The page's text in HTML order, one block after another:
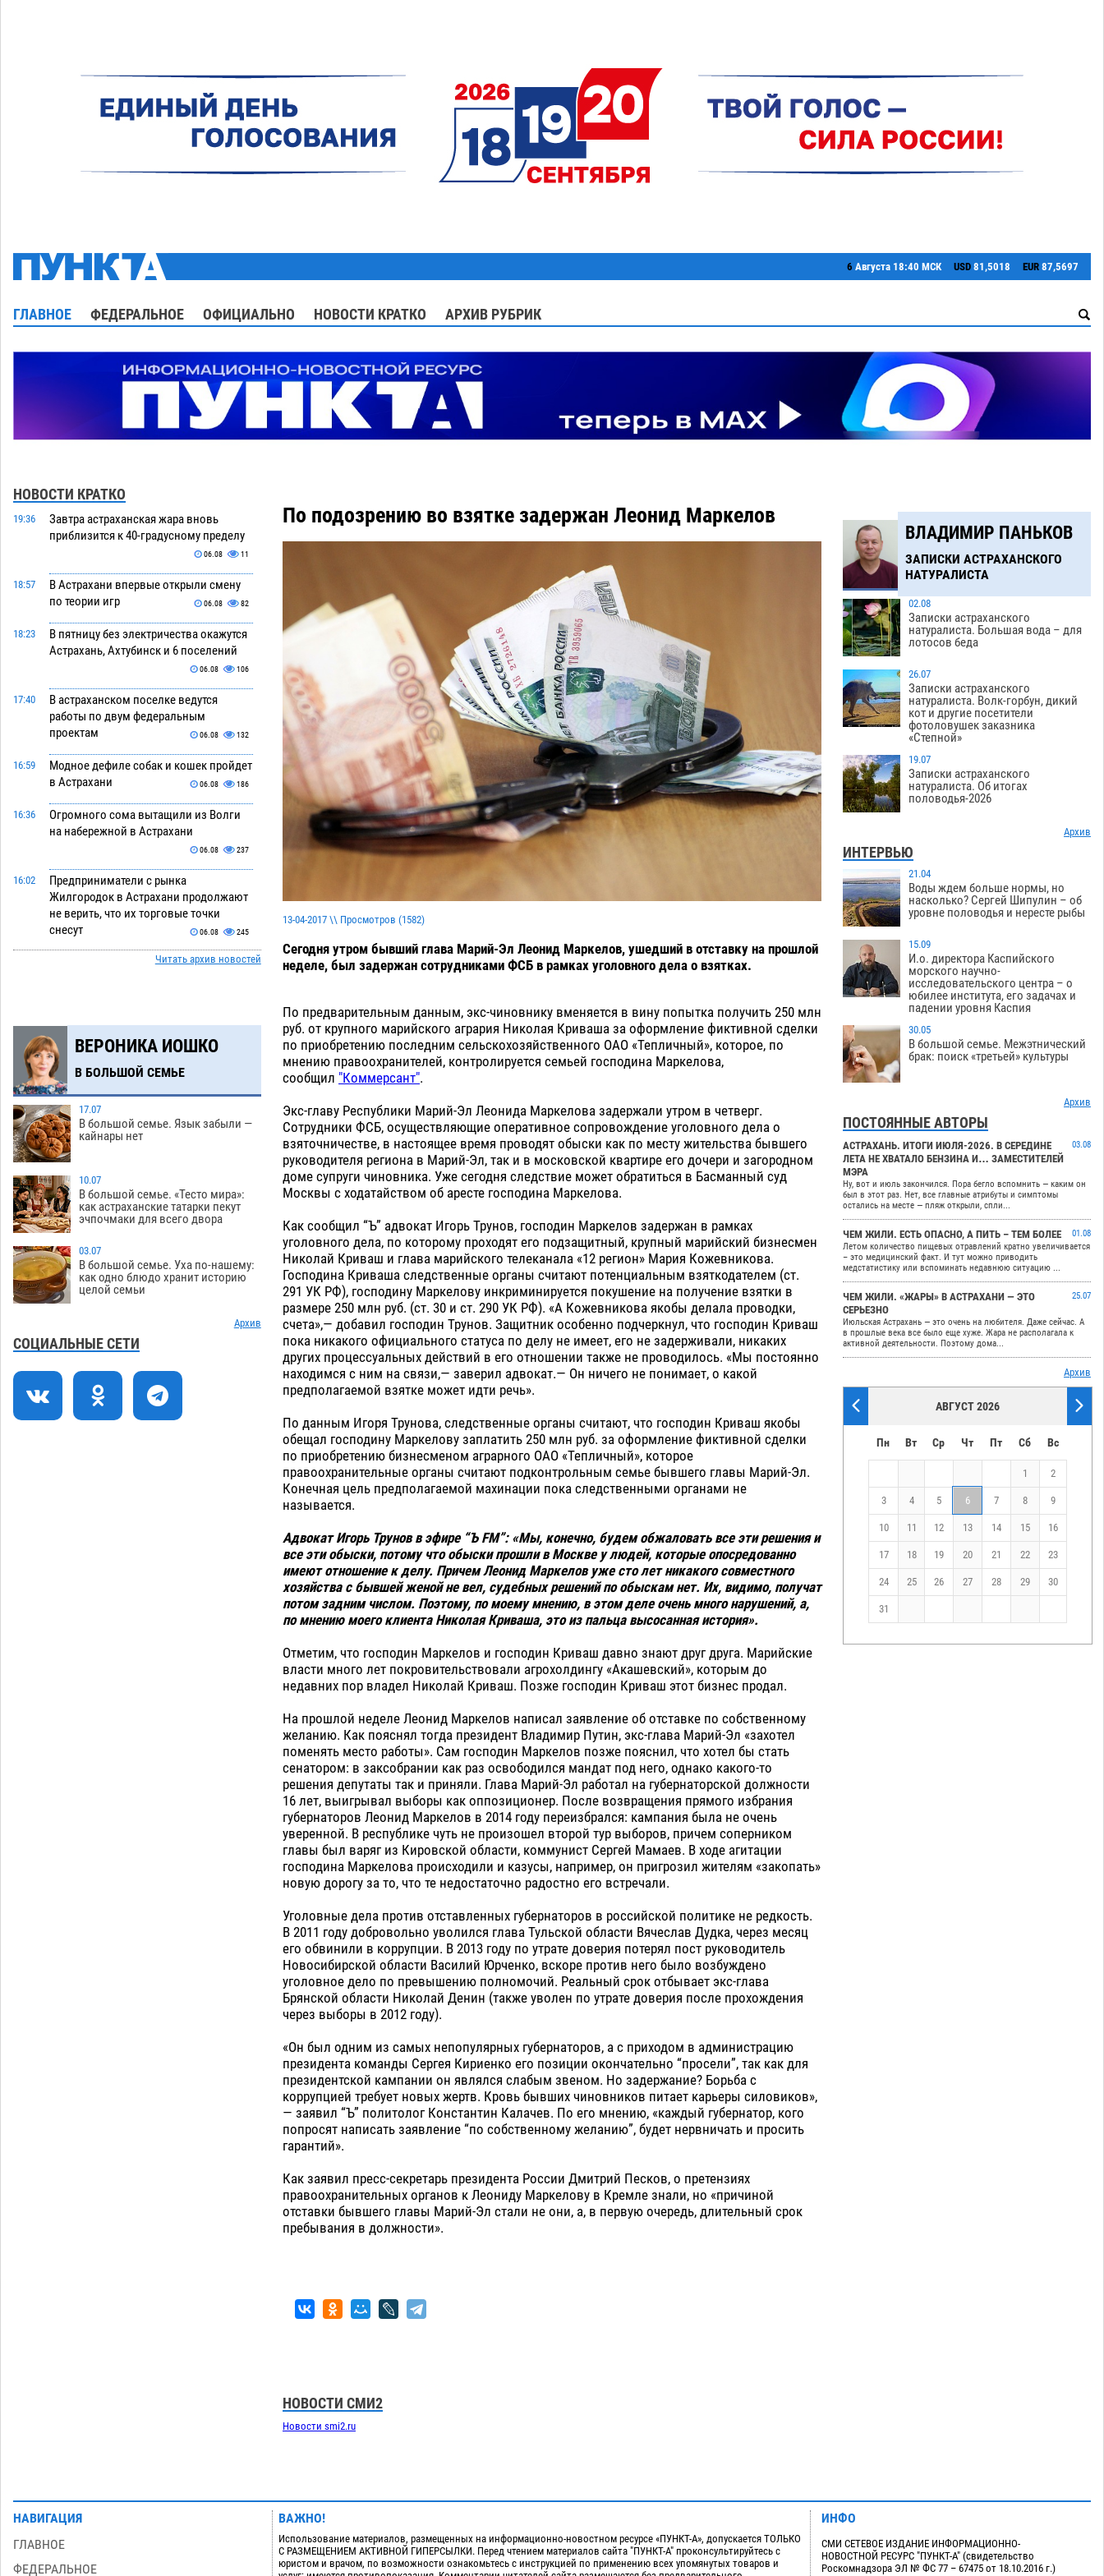
6 Августа 18:40 МСК USD 81,5018 EUR 87,5697
ГЛАВНОЕ ФЕДЕРАЛЬНОЕ ОФИЦИАЛЬНО НОВОСТИ КРАТКО АРХИВ РУБРИК
НОВОСТИ КРАТКО
19:36
Завтра астраханская жара вновь
приблизится к 40-градусному пределу
06.08 11
18:57
В Астрахани впервые открыли смену
по теории игр
06.08 82
18:23
В пятницу без электричества окажутся
Астрахань, Ахтубинск и 6 поселений
06.08 106
17:40
В астраханском поселке ведутся
работы по двум федеральным
проектам
06.08 132
16:59
Модное дефиле собак и кошек пройдет
в Астрахани
06.08 186
16:36
Огромного сома вытащили из Волги
на набережной в Астрахани
06.08 237
16:02
Предприниматели с рынка
Жилгородок в Астрахани продолжают
не верить, что их торговые точки
снесут
06.08 245
Ящерицу из астраханской пустыни
14:35
Буддийские святыни из Астрахани
выставили в музее Пушкина в Москве
13:50
Мэрия Астрахани переводит городские
зеленые зоны на автоматический
полив
06.08 201
13:13
Скончался второй ребенок после
пожара в Астрахани
12:49
Астраханские гандболисты с крупной
победы стартовали на Всероссийской
12:16
В астраханском селе невестка
изрешетила машину свекрови
11:45
Астраханские приставы выдворили 12
Шереметьево
11:08
Как астраханцы назвали своих детей в
июле
Читать архив новостей
ВЕРОНИКА ИОШКО
В БОЛЬШОЙ СЕМЬЕ
17.07
В большой семье. Язык забыли —
кайнары нет
10.07
В большой семье. «Тесто мира»:
как астраханские татарки пекут
эчпочмаки для всего двора
03.07
В большой семье. Уха по-нашему:
как одно блюдо хранит историю
целой семьи
Архив
СОЦИАЛЬНЫЕ СЕТИ
По подозрению во взятке задержан Леонид Маркелов
13-04-2017 \\ Просмотров (1582)
Сегодня утром бывший глава Марий-Эл Леонид Маркелов, ушедший в отставку на прошлой
неделе, был задержан сотрудниками ФСБ в рамках уголовного дела о взятках.
По предварительным данным, экс-чиновнику вменяется в вину попытка получить 250 млн
руб. от крупного марийского агрария Николая Криваша за оформление фиктивной сделки
по приобретению последним сельскохозяйственного ОАО «Тепличный», которое, по
мнению правоохранителей, контролируется семьей господина Маркелова,
сообщил "Коммерсант".
Экс-главу Республики Марий-Эл Леонида Маркелова задержали утром в четверг.
Сотрудники ФСБ, осуществляющие оперативное сопровождение уголовного дела о
взяточничестве, в настоящее время проводят обыски как по месту жительства бывшего
руководителя региона в Марий-Эл, так и в московской квартире его дочери и загородном
доме супруги чиновника. Уже сегодня следствие может обратиться в Басманный суд
Москвы с ходатайством об аресте господина Маркелова.
Как сообщил “Ъ” адвокат Игорь Трунов, господин Маркелов задержан в рамках
уголовного дела, по которому проходят его подзащитный, крупный марийский бизнесмен
Николай Криваш и глава марийского телеканала «12 регион» Мария Кожевникова.
Господина Криваша следственные органы считают потенциальным взяткодателем (ст.
291 УК РФ), господину Маркелову инкриминируется покушение на получение взятки в
размере 250 млн руб. (ст. 30 и ст. 290 УК РФ). «А Кожевникова якобы делала проводки,
счета»,— добавил господин Трунов. Защитник особенно подчеркнул, что господин Криваш
пока никакого официального статуса по делу не имеет, его не задерживали, никаких
других процессуальных действий в его отношении также не проводилось. «Мы постоянно
находимся с ним на связи,— заверил адвокат.— Он ничего не понимает, о какой
предполагаемой взятке может идти речь».
По данным Игоря Трунова, следственные органы считают, что господин Криваш якобы
обещал господину Маркелову заплатить 250 млн руб. за оформление фиктивной сделки
по приобретению бизнесменом аграрного ОАО «Тепличный», которое
правоохранительные органы считают подконтрольным семье бывшего главы Марий-Эл.
Конечная цель предполагаемой махинации пока следственными органами не
называется.
Адвокат Игорь Трунов в эфире “Ъ FM”: «Мы, конечно, будем обжаловать все эти решения и
все эти обыски, потому что обыски прошли в Москве у людей, которые опосредованно
имеют отношение к делу. Причем Леонид Маркелов уже сто лет никакого совместного
хозяйства с бывшей женой не вел, судебных решений по обыскам нет. Их, видимо, получат
потом задним числом. Поэтому, по моему мнению, в этом деле очень много нарушений, а,
по мнению моего клиента Николая Криваша, это из пальца высосанная история».
Отметим, что господин Маркелов и господин Криваш давно знают друг друга. Марийские
власти много лет покровительствовали агрохолдингу «Акашевский», которым до
недавних пор владел Николай Криваш. Позже господин Криваш этот бизнес продал.
На прошлой неделе Леонид Маркелов написал заявление об отставке по собственному
желанию. Как пояснял тогда президент Владимир Путин, экс-глава Марий-Эл «захотел
поменять место работы». Сам господин Маркелов позже пояснил, что хотел бы стать
сенатором: в заксобрании как раз освободился мандат под него, однако какого-то
решения депутаты так и приняли. Глава Марий-Эл работал на губернаторской должности
16 лет, выигрывал выборы как оппозиционер. После возвращения прямого избрания
губернаторов Леонид Маркелов в 2014 году переизбрался: кампания была не очень
уверенной. В республике чуть не произошел второй тур выборов, причем соперником
главы был варяг из Кировской области, коммунист Сергей Мамаев. В ходе агитации
господина Маркелова происходили и казусы, например, он пригрозил жителям «закопать»
новую дорогу за то, что те недостаточно радостно его встречали.
Уголовные дела против отставленных губернаторов в российской политике не редкость.
В 2011 году добровольно уволился глава Тульской области Вячеслав Дудка, через месяц
его обвинили в коррупции. В 2013 году по утрате доверия потерял пост руководитель
Новосибирской области Василий Юрченко, вскоре против него было возбуждено
уголовное дело по превышению полномочий. Реальный срок отбывает экс-глава
Брянской области Николай Денин (также уволен по утрате доверия после прохождения
через выборы в 2012 году).
«Он был одним из самых непопулярных губернаторов, а с приходом в администрацию
президента команды Сергея Кириенко его позиции окончательно “просели”, так как для
президентской кампании он являлся слабым звеном. Но задержание? Борьба с
коррупцией требует новых жертв. Кровь бывших чиновников питает карьеры силовиков»,
— заявил “Ъ” политолог Константин Калачев. По его мнению, «каждый губернатор, кого
попросят написать заявление “по собственному желанию”, будет нервничать и просить
гарантий».
Как заявил пресс-секретарь президента России Дмитрий Песков, о претензиях
правоохранительных органов к Леониду Маркелову в Кремле знали, но «причиной
отставки бывшего главы Марий-Эл стали не они, а, в первую очередь, длительный срок
пребывания в должности».
НОВОСТИ СМИ2
Новости smi2.ru
ВЛАДИМИР ПАНЬКОВ
ЗАПИСКИ АСТРАХАНСКОГО
НАТУРАЛИСТА
02.08
Записки астраханского
натуралиста. Большая вода – для
лотосов беда
26.07
Записки астраханского
натуралиста. Волк-горбун, дикий
кот и другие посетители
фотоловушек заказника
«Степной»
19.07
Записки астраханского
натуралиста. Об итогах
половодья-2026
Архив
ИНТЕРВЬЮ
21.04
Воды ждем больше нормы, но
насколько? Сергей Шипулин – об
уровне половодья и нересте рыбы
15.09
И.о. директора Каспийского
морского научно-
исследовательского центра – о
юбилее института, его задачах и
падении уровня Каспия
30.05
В большой семье. Межэтнический
брак: поиск «третьей» культуры
Архив
ПОСТОЯННЫЕ АВТОРЫ
АСТРАХАНЬ. ИТОГИ ИЮЛЯ-2026. В СЕРЕДИНЕ
ЛЕТА НЕ ХВАТАЛО БЕНЗИНА И… ЗАМЕСТИТЕЛЕЙ
МЭРА
03.08
Ну, вот и июль закончился. Пора бегло вспомнить — каким он
был в этот раз. Нет, все главные атрибуты и симптомы
остались на месте — пляж открыли, спли...
ЧЕМ ЖИЛИ. ЕСТЬ ОПАСНО, А ПИТЬ – ТЕМ БОЛЕЕ
01.08
Летом количество пищевых отравлений кратно увеличивается
– это медицинский факт. И тут можно приводить
медстатистику или вспоминать недавнюю ситуацию ...
ЧЕМ ЖИЛИ. «ЖАРЫ» В АСТРАХАНИ — ЭТО
СЕРЬЕЗНО
25.07
Июльская Астрахань — это очень на любителя. Даже сейчас. А
в прошлые века все было еще хуже. Жара не располагала к
активной деятельности. Поэтому дома...
Архив
АВГУСТ 2026
Пн Вт Ср Чт Пт Сб Вс
1 2
3 4 5 6 7 8 9
10 11 12 13 14 15 16
17 18 19 20 21 22 23
24 25 26 27 28 29 30
31
НАВИГАЦИЯ
ГЛАВНОЕ
ФЕДЕРАЛЬНОЕ
ВАЖНО!
Использование материалов, размещенных на информационно-новостном ресурсе «ПУНКТ-А», допускается ТОЛЬКО
С РАЗМЕЩЕНИЕМ АКТИВНОЙ ГИПЕРСЫЛКИ. Перед чтением материалов сайта "ПУНКТ-А" проконсультируйтесь с
юристом и врачом, по возможности ознакомьтесь с инструкцией по применению всех упомянутых товаров и
ИНФО
СМИ СЕТЕВОЕ ИЗДАНИЕ ИНФОРМАЦИОННО-
НОВОСТНОЙ РЕСУРС "ПУНКТ-А" (свидетельство
Роскомнадзора ЭЛ № ФС 77 – 67475 от 18.10.2016 г.)